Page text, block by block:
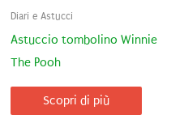
Diari e Astucci
Astuccio tombolino Winnie
The Pooh
Scopri di più